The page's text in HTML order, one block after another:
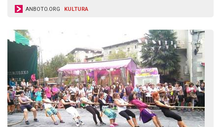
ANBOTO.ORG KULTURA